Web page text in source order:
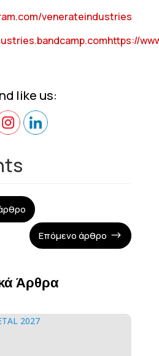
venerateindustries
https://
like us:
Επόμενο άρθρο $
Άρθρα